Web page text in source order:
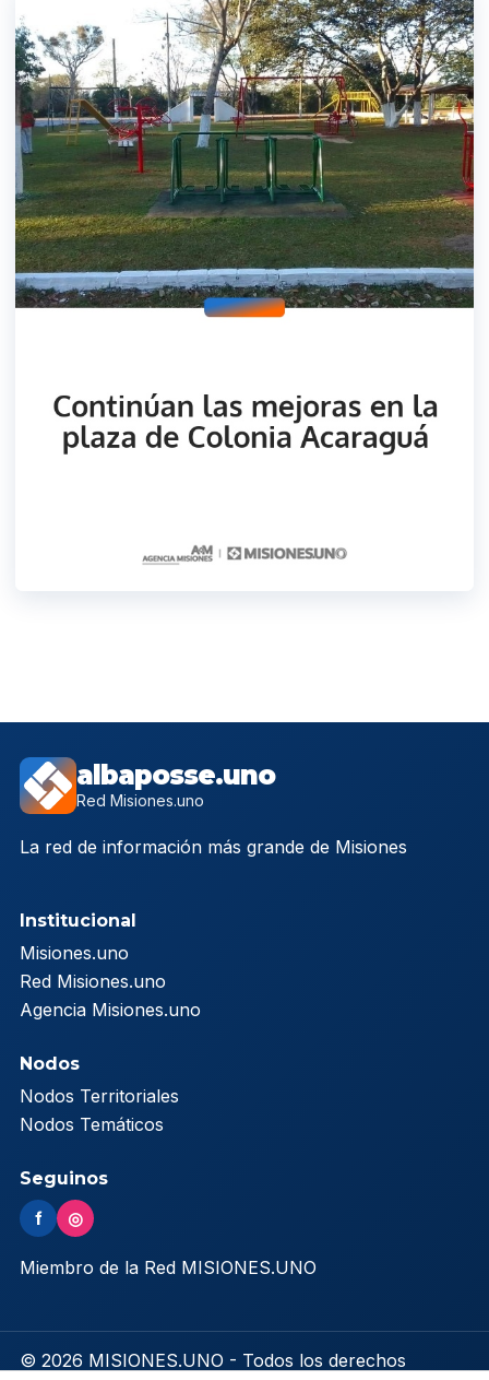
albaposse.uno
Red Misiones.uno
La red de información más grande de Misiones
Institucional
Misiones.uno
Red Misiones.uno
Agencia Misiones.uno
Nodos
Nodos Territoriales
Nodos Temáticos
Seguinos
f ◎
Miembro de la Red MISIONES.UNO
© 2026 MISIONES.UNO - Todos los derechos